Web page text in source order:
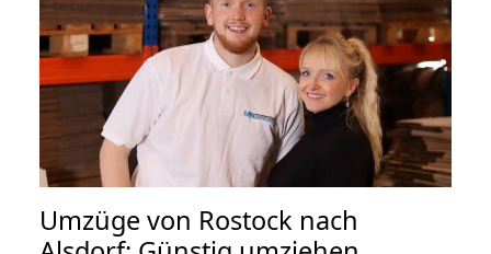
Umzüge von Rostock nach